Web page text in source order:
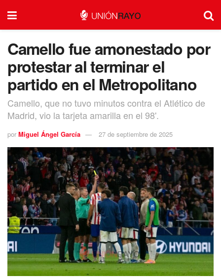
Camello fue amonestado por
protestar al terminar el
partido en el Metropolitano
Camello, que no tuvo minutos contra el Atlético de
Madrid, vio la tarjeta amarilla en el 98'.
por Miguel Ángel García 27 de septiembre de 2025